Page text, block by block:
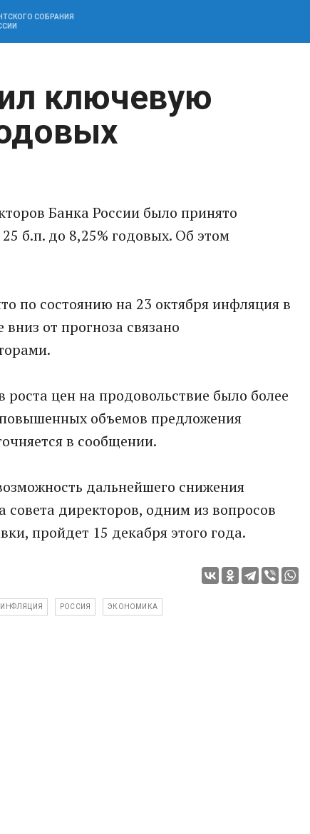
СОБРАНИЯ
ключевую
Банка России было принято
б.п. до 8,25% годовых. Об этом
по состоянию на 23 октября инфляция в
от прогноза связано
цен на продовольствие было более
объемов предложения
в сообщении.
дальнейшего снижения
директоров, одним из вопросов
пройдет 15 декабря этого года.
ИНФЛЯЦИЯ РОССИЯ ЭКОНОМИКА